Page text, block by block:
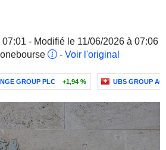
- Modifié le 11/06/2026 à 07:06
- Voir l'original
GROUP PLC +1,94 % UBS GROUP AG